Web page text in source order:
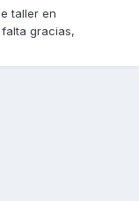
taller en
gracias,